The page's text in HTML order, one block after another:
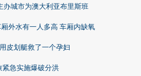
办城市为澳大利亚布里斯班
外水有一人多高 车厢内缺氧
皮划艇救了一个孕妇
急实施爆破分洪